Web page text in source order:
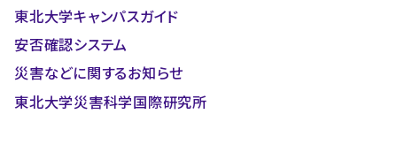
東北大学キャンパスガイド
安否確認システム
災害などに関するお知らせ
東北大学災害科学国際研究所